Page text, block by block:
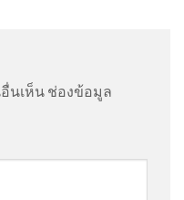
ไม่ได้เปลี่ยน ‘คน’ แต่เป็น
พระนคร’ | PART 1/3
นเห็น ช่องข้อมูล